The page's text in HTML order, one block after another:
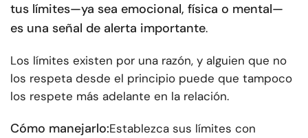
tus límites—ya sea emocional, física o mental—
es una señal de alerta importante.
Los límites existen por una razón, y alguien que no
los respeta desde el principio puede que tampoco
los respete más adelante en la relación.
Cómo manejarlo:Establezca sus límites con